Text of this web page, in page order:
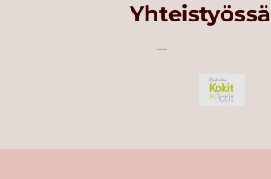
Yhteistyössä